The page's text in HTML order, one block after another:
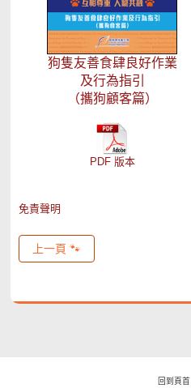
狗隻友善食肆良好作業
及行為指引
（攜狗顧客篇）
PDF 版本
免責聲明
上一頁 🐾
回到頁首